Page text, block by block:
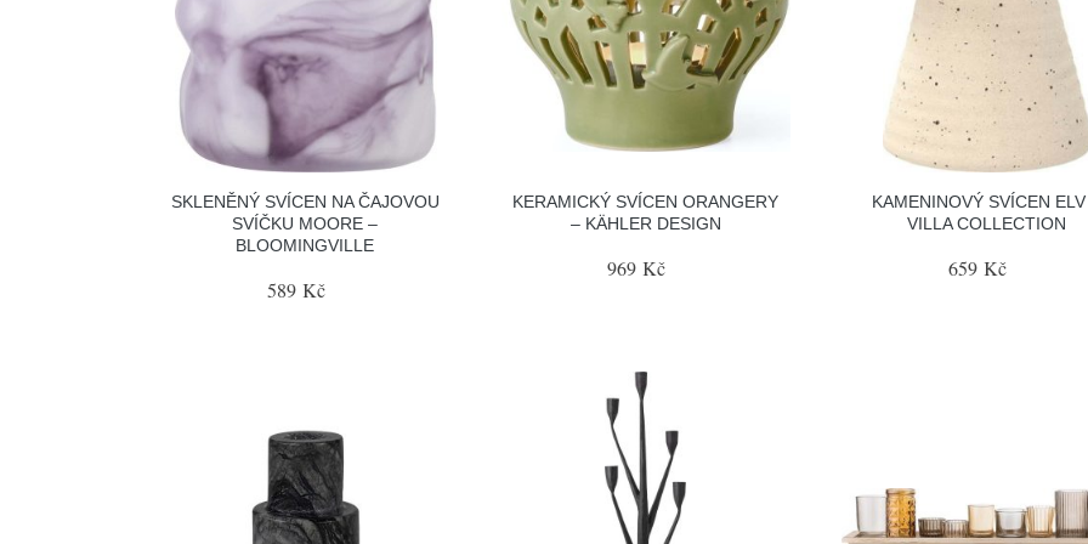
SKLENĚNÝ SVÍCEN NA ČAJOVOU
SVÍČKU MOORE –
BLOOMINGVILLE
589 Kč
KERAMICKÝ SVÍCEN ORANGERY
– KÄHLER DESIGN
969 Kč
KAMENINOVÝ SVÍCEN
VILLA COLLECTION
659 Kč